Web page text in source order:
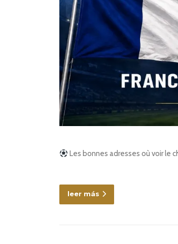
Les bonnes adresses où voir le
leer más